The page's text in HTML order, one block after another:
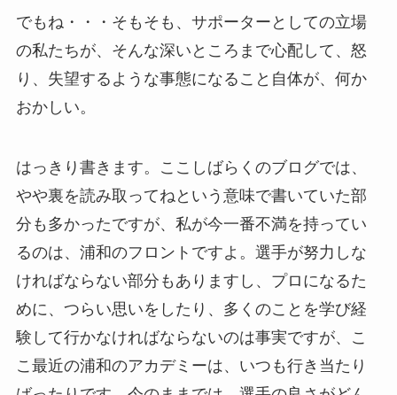
でもね・・・そもそも、サポーターとしての立場
の私たちが、そんな深いところまで心配して、怒
り、失望するような事態になること自体が、何か
おかしい。
はっきり書きます。ここしばらくのブログでは、
やや裏を読み取ってねという意味で書いていた部
分も多かったですが、私が今一番不満を持ってい
るのは、浦和のフロントですよ。選手が努力しな
ければならない部分もありますし、プロになるた
めに、つらい思いをしたり、多くのことを学び経
験して行かなければならないのは事実ですが、こ
こ最近の浦和のアカデミーは、いつも行き当たり